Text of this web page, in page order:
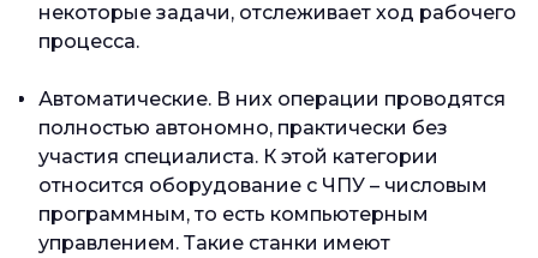
некоторые задачи, отслеживает ход рабочего
процесса.
Автоматические. В них операции проводятся
полностью автономно, практически без
участия специалиста. К этой категории
относится оборудование с ЧПУ – числовым
программным, то есть компьютерным
управлением. Такие станки имеют